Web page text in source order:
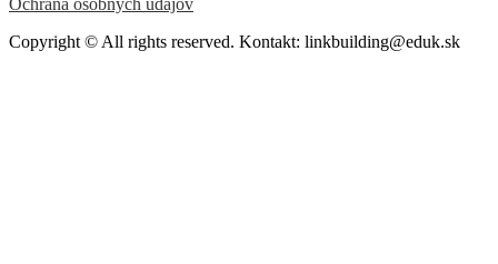
Ochrana osobných údajov
Copyright © All rights reserved. Kontakt: linkbuilding@eduk.sk